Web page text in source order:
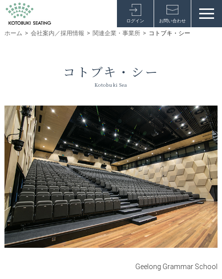
ログイン お問い合わせ
ホーム > 会社案内／採用情報 > 関連企業・事業所 > コトブキ・シー
コトブキ・シー
Kotobuki Sea
Geelong Grammar School